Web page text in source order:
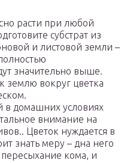
расти при любой
субстрат из
и листовой земли –
значительно выше.
вокруг цветка
в домашних условиях
внимание на
Цветок нуждается в
знать меру – дна него
кома, и